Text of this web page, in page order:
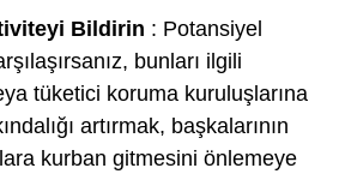
Bildirin : Potansiyel
bunları ilgili
tüketici koruma kuruluşlarına
artırmak, başkalarının
kurban gitmesini önlemeye